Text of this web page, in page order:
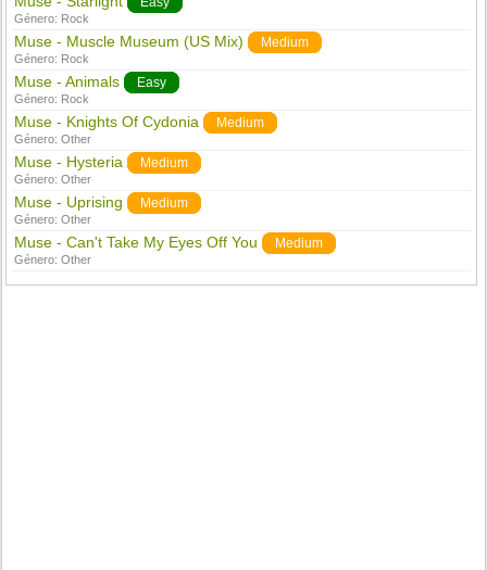
Género: Rock
Muse - Muscle Museum (US Mix) Medium
Género: Rock
Muse - Animals Easy
Género: Rock
Muse - Knights Of Cydonia Medium
Género:Other
Muse - Hysteria Medium
Género:Other
Muse - Uprising Medium
Género:Other
Muse - Can't Take My Eyes Off You Medium
Género:Other